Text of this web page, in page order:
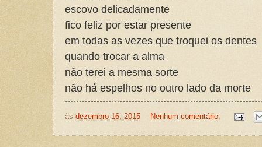
escovo delicadamente
fico feliz por estar presente
em todas as vezes que troquei os dentes
quando trocar a alma
não terei a mesma sorte
não há espelhos no outro lado da morte
às dezembro 16, 2015 Nenhum comentário: